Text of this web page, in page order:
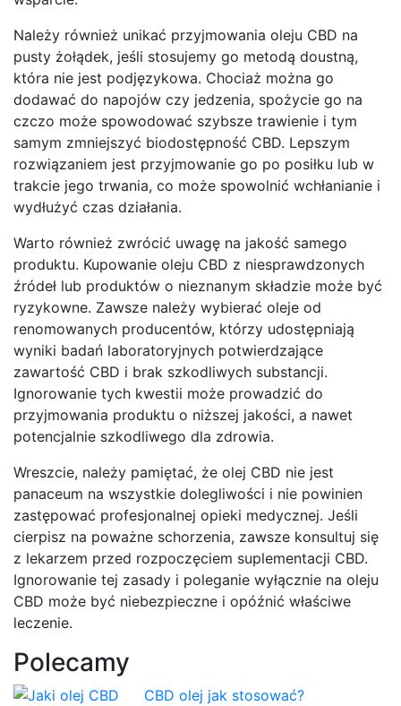
Należy również unikać przyjmowania oleju CBD na
pusty żołądek, jeśli stosujemy go metodą doustną,
która nie jest podjęzykowa. Chociaż można go
dodawać do napojów czy jedzenia, spożycie go na
czczo może spowodować szybsze trawienie i tym
samym zmniejszyć biodostępność CBD. Lepszym
rozwiązaniem jest przyjmowanie go po posiłku lub w
trakcie jego trwania, co może spowolnić wchłanianie i
wydłużyć czas działania.
Warto również zwrócić uwagę na jakość samego
produktu. Kupowanie oleju CBD z niesprawdzonych
źródeł lub produktów o nieznanym składzie może być
ryzykowne. Zawsze należy wybierać oleje od
renomowanych producentów, którzy udostępniają
wyniki badań laboratoryjnych potwierdzające
zawartość CBD i brak szkodliwych substancji.
Ignorowanie tych kwestii może prowadzić do
przyjmowania produktu o niższej jakości, a nawet
potencjalnie szkodliwego dla zdrowia.
Wreszcie, należy pamiętać, że olej CBD nie jest
panaceum na wszystkie dolegliwości i nie powinien
zastępować profesjonalnej opieki medycznej. Jeśli
cierpisz na poważne schorzenia, zawsze konsultuj się
z lekarzem przed rozpoczęciem suplementacji CBD.
Ignorowanie tej zasady i poleganie wyłącznie na oleju
CBD może być niebezpieczne i opóźnić właściwe
leczenie.
Polecamy
CBD olej jak stosować?